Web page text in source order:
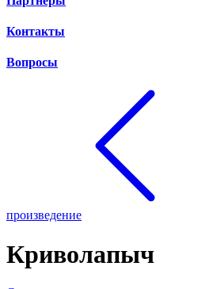
Контакты
Вопросы
произведение
Криволапыч